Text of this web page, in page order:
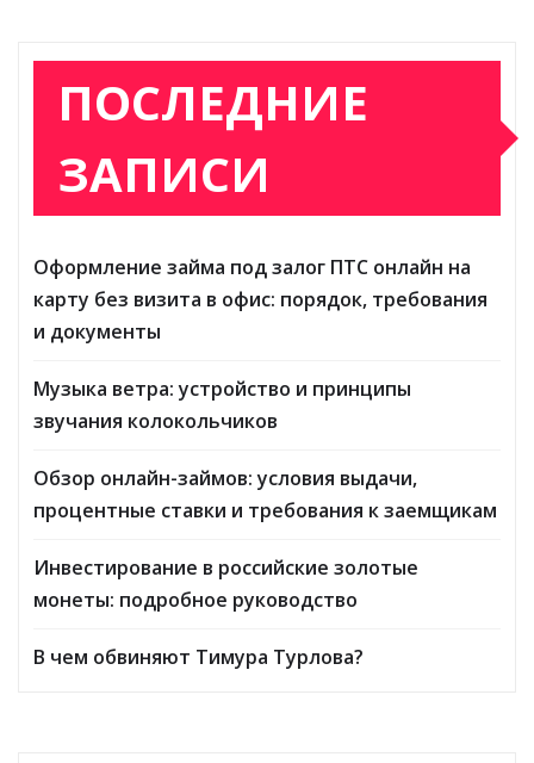
ПОСЛЕДНИЕ
ЗАПИСИ
Оформление займа под залог ПТС онлайн на
карту без визита в офис: порядок, требования
и документы
Музыка ветра: устройство и принципы
звучания колокольчиков
Обзор онлайн-займов: условия выдачи,
процентные ставки и требования к заемщикам
Инвестирование в российские золотые
монеты: подробное руководство
В чем обвиняют Тимура Турлова?